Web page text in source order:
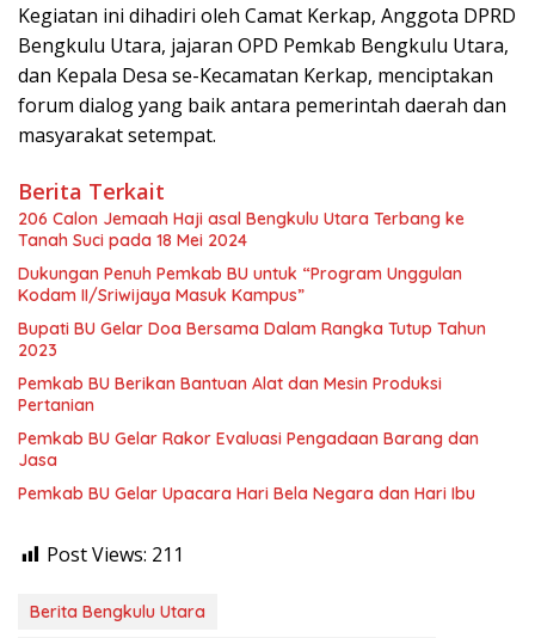
Kegiatan ini dihadiri oleh Camat Kerkap, Anggota DPRD
Bengkulu Utara, jajaran OPD Pemkab Bengkulu Utara,
dan Kepala Desa se-Kecamatan Kerkap, menciptakan
forum dialog yang baik antara pemerintah daerah dan
masyarakat setempat.
Berita Terkait
206 Calon Jemaah Haji asal Bengkulu Utara Terbang ke
Tanah Suci pada 18 Mei 2024
Dukungan Penuh Pemkab BU untuk “Program Unggulan
Kodam II/Sriwijaya Masuk Kampus”
Bupati BU Gelar Doa Bersama Dalam Rangka Tutup Tahun
2023
Pemkab BU Berikan Bantuan Alat dan Mesin Produksi
Pertanian
Pemkab BU Gelar Rakor Evaluasi Pengadaan Barang dan
Jasa
Pemkab BU Gelar Upacara Hari Bela Negara dan Hari Ibu
Post Views: 211
Berita Bengkulu Utara